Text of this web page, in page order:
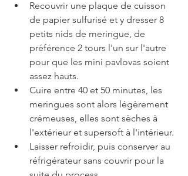
Recouvrir une plaque de cuisson
de papier sulfurisé et y dresser 8
petits nids de meringue, de
préférence 2 tours l'un sur l'autre
pour que les mini pavlovas soient
assez hauts.
Cuire entre 40 et 50 minutes, les
meringues sont alors légèrement
crémeuses, elles sont sèches à
l'extérieur et supersoft à l'intérieur.
Laisser refroidir, puis conserver au
réfrigérateur sans couvrir pour la